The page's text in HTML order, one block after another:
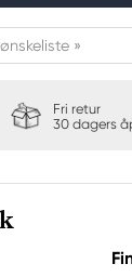
»
Fri retur
30 dagers